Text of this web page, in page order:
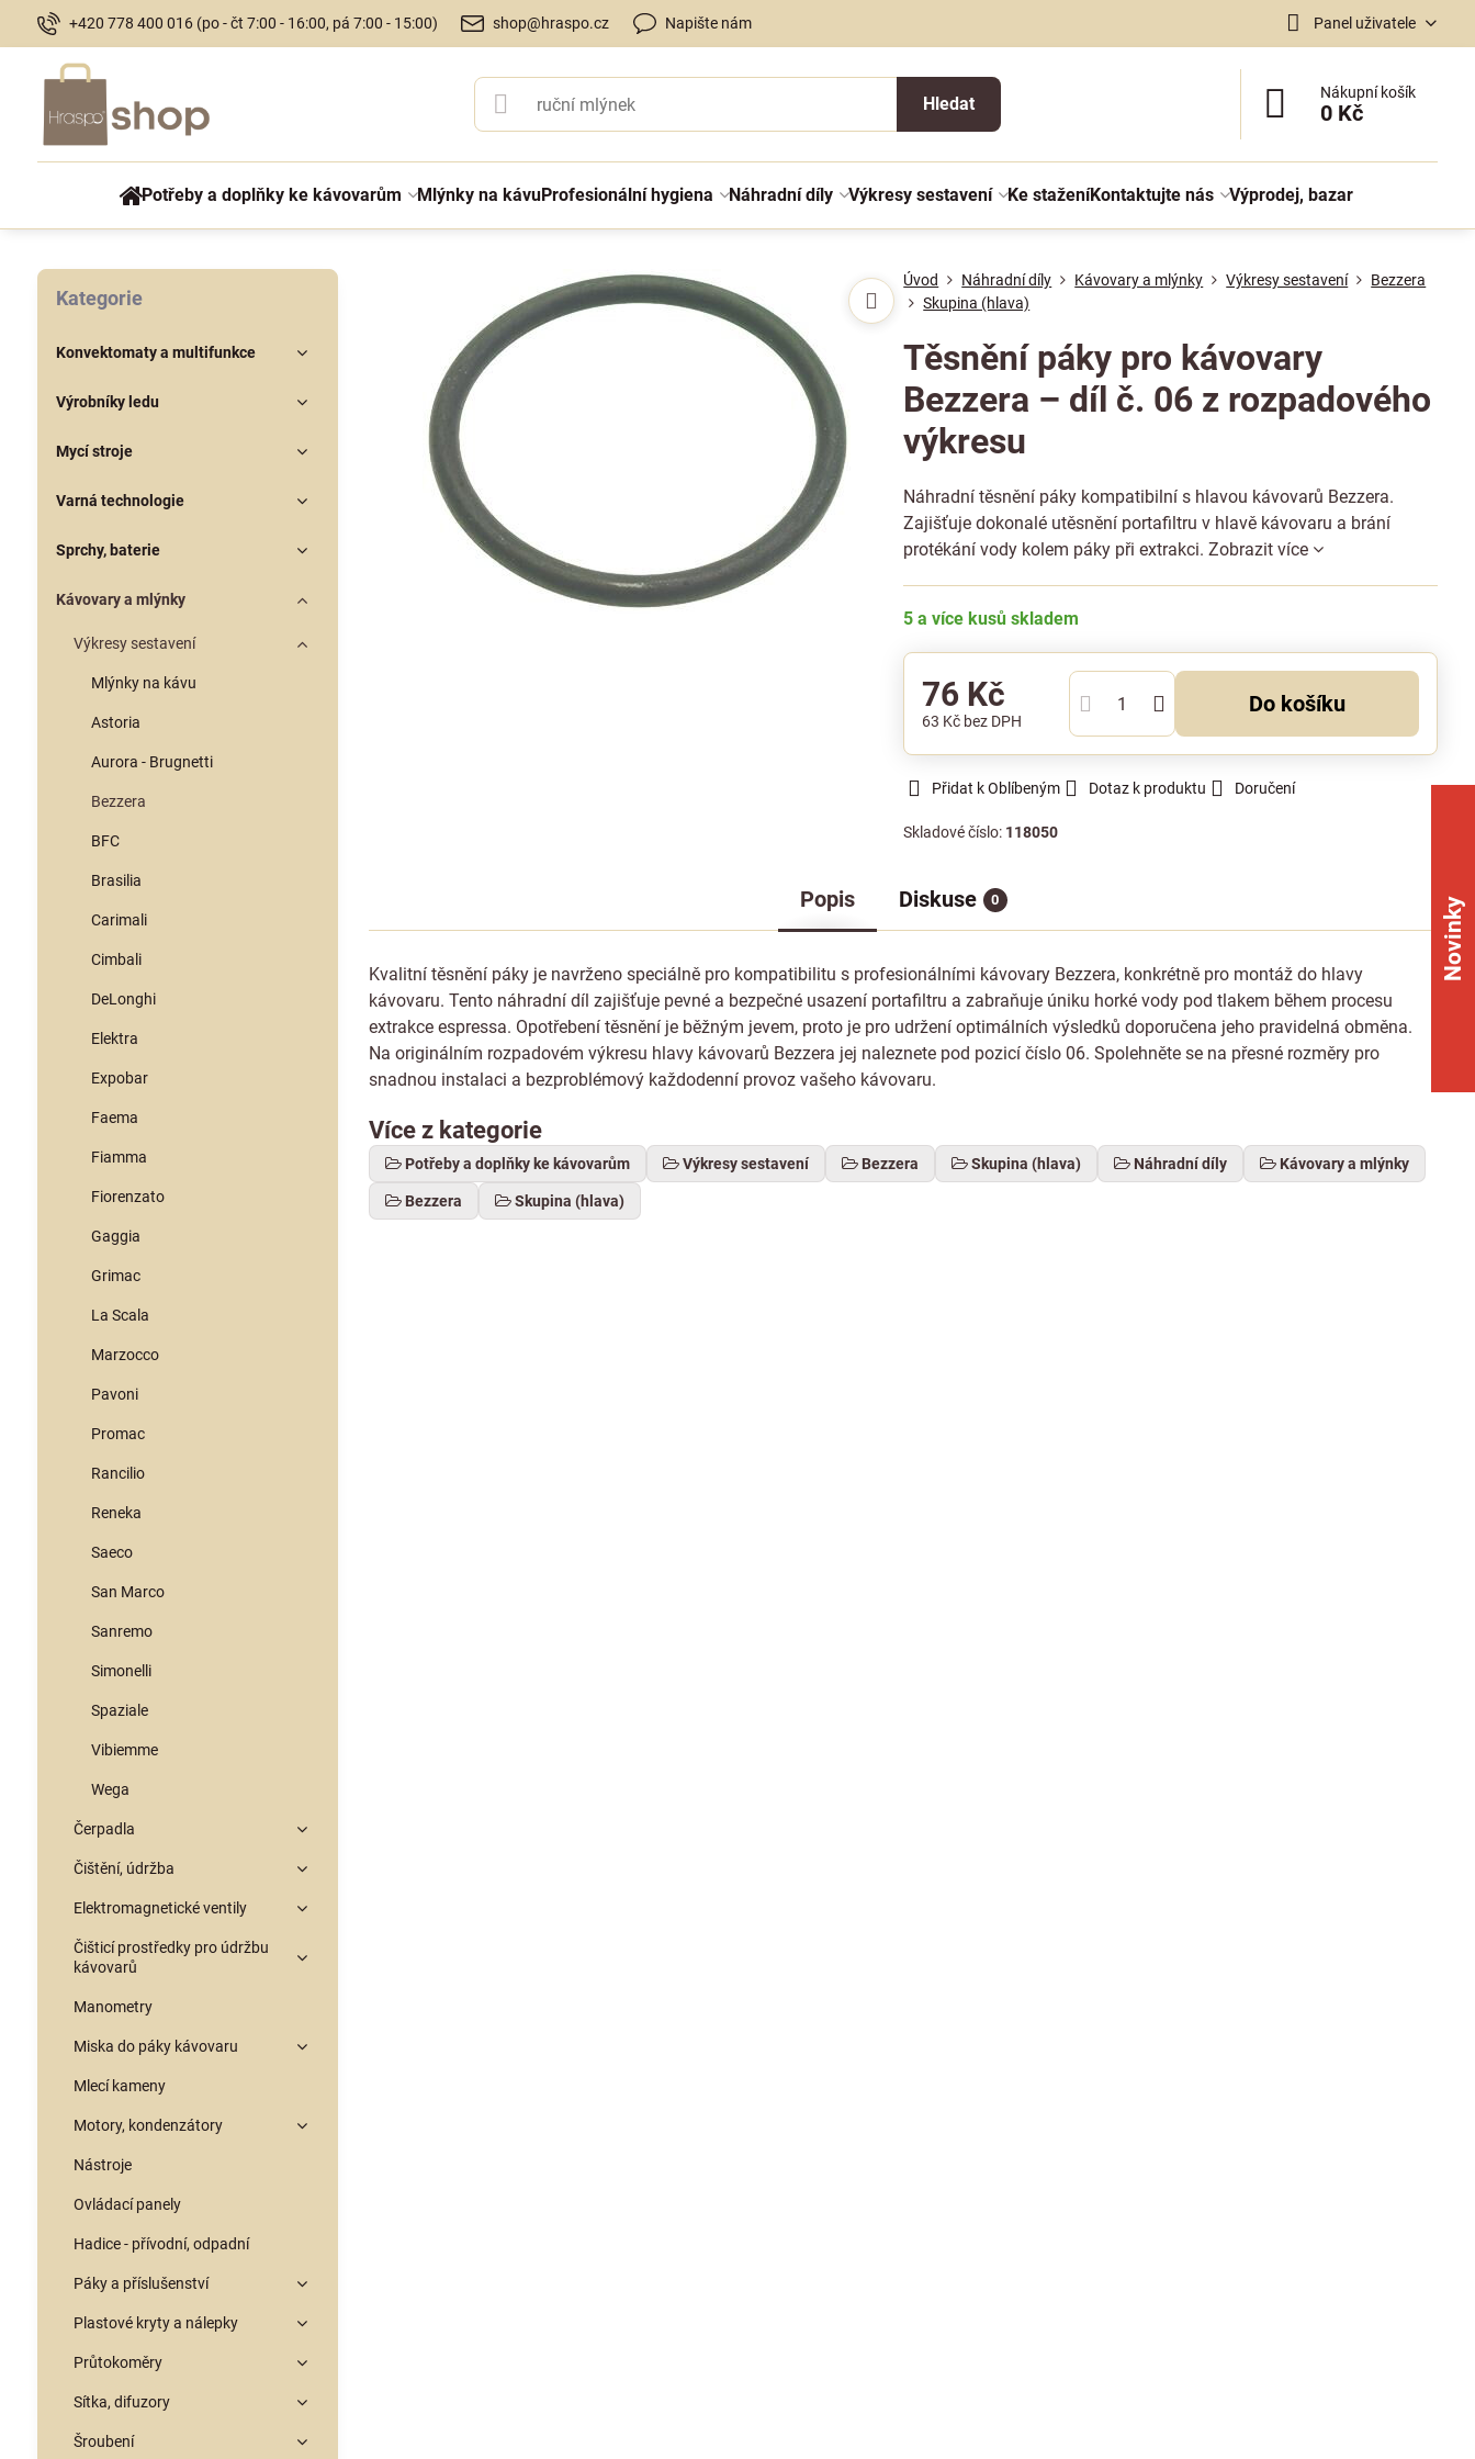
+420 778 400 016 (po - čt 7:00 - 16:00, pá 7:00 - 15:00) shop@hraspo.cz Napište nám Panel uživatele
Hledat
Nákupní košík
0 Kč
Potřeby a doplňky ke kávovarům Mlýnky na kávuProfesionální hygiena Náhradní díly Výkresy sestavení Ke staženíKontaktujte nás Výprodej, bazar
Úvod Náhradní díly Kávovary a mlýnky Výkresy sestavení
Bezzera
Skupina (hlava)
Těsnění páky pro kávovary
Bezzera – díl č. 06 z rozpadového
výkresu
Náhradní těsnění páky kompatibilní s hlavou kávovarů Bezzera.
Zajišťuje dokonalé utěsnění portafiltru v hlavě kávovaru a brání
protékání vody kolem páky při extrakci.Zobrazit více
5 a více kusů skladem
76 Kč
63 Kč bez DPH
Do košíku
Přidat k Oblíbeným Dotaz k produktu Doručení
Skladové číslo: 118050
Popis Diskuse 0
Kvalitní těsnění páky je navrženo speciálně pro kompatibilitu s profesionálními kávovary Bezzera, konkrétně pro montáž do hlavy
kávovaru. Tento náhradní díl zajišťuje pevné a bezpečné usazení portafiltru a zabraňuje úniku horké vody pod tlakem během procesu
extrakce espressa. Opotřebení těsnění je běžným jevem, proto je pro udržení optimálních výsledků doporučena jeho pravidelná obměna.
Na originálním rozpadovém výkresu hlavy kávovarů Bezzera jej naleznete pod pozicí číslo 06. Spolehněte se na přesné rozměry pro
snadnou instalaci a bezproblémový každodenní provoz vašeho kávovaru.
Více z kategorie
Potřeby a doplňky ke kávovarům Výkresy sestavení Bezzera Skupina (hlava) Náhradní díly Kávovary a mlýnky
Bezzera Skupina (hlava)
Kategorie
Konvektomaty a multifunkce
Výrobníky ledu
Mycí stroje
Varná technologie
Sprchy, baterie
Kávovary a mlýnky
Výkresy sestavení
Mlýnky na kávu
Astoria
Aurora - Brugnetti
Bezzera
BFC
Brasilia
Carimali
Cimbali
DeLonghi
Elektra
Expobar
Faema
Fiamma
Fiorenzato
Gaggia
Grimac
La Scala
Marzocco
Pavoni
Promac
Rancilio
Reneka
Saeco
San Marco
Sanremo
Simonelli
Spaziale
Vibiemme
Wega
Čerpadla
Čištění, údržba
Elektromagnetické ventily
Čišticí prostředky pro údržbu
kávovarů
Manometry
Miska do páky kávovaru
Mlecí kameny
Motory, kondenzátory
Nástroje
Ovládací panely
Hadice - přívodní, odpadní
Páky a příslušenství
Plastové kryty a nálepky
Průtokoměry
Sítka, difuzory
Šroubení
Novinky